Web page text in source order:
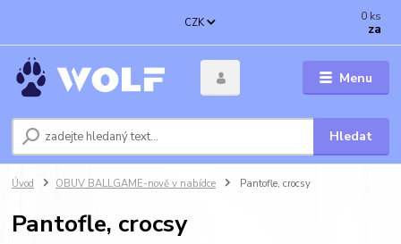
Menu
CZK
Hledat
0 ks
za
Úvod OBUV BALLGAME-nově v nabídce Pantofle, crocsy
Pantofle, crocsy